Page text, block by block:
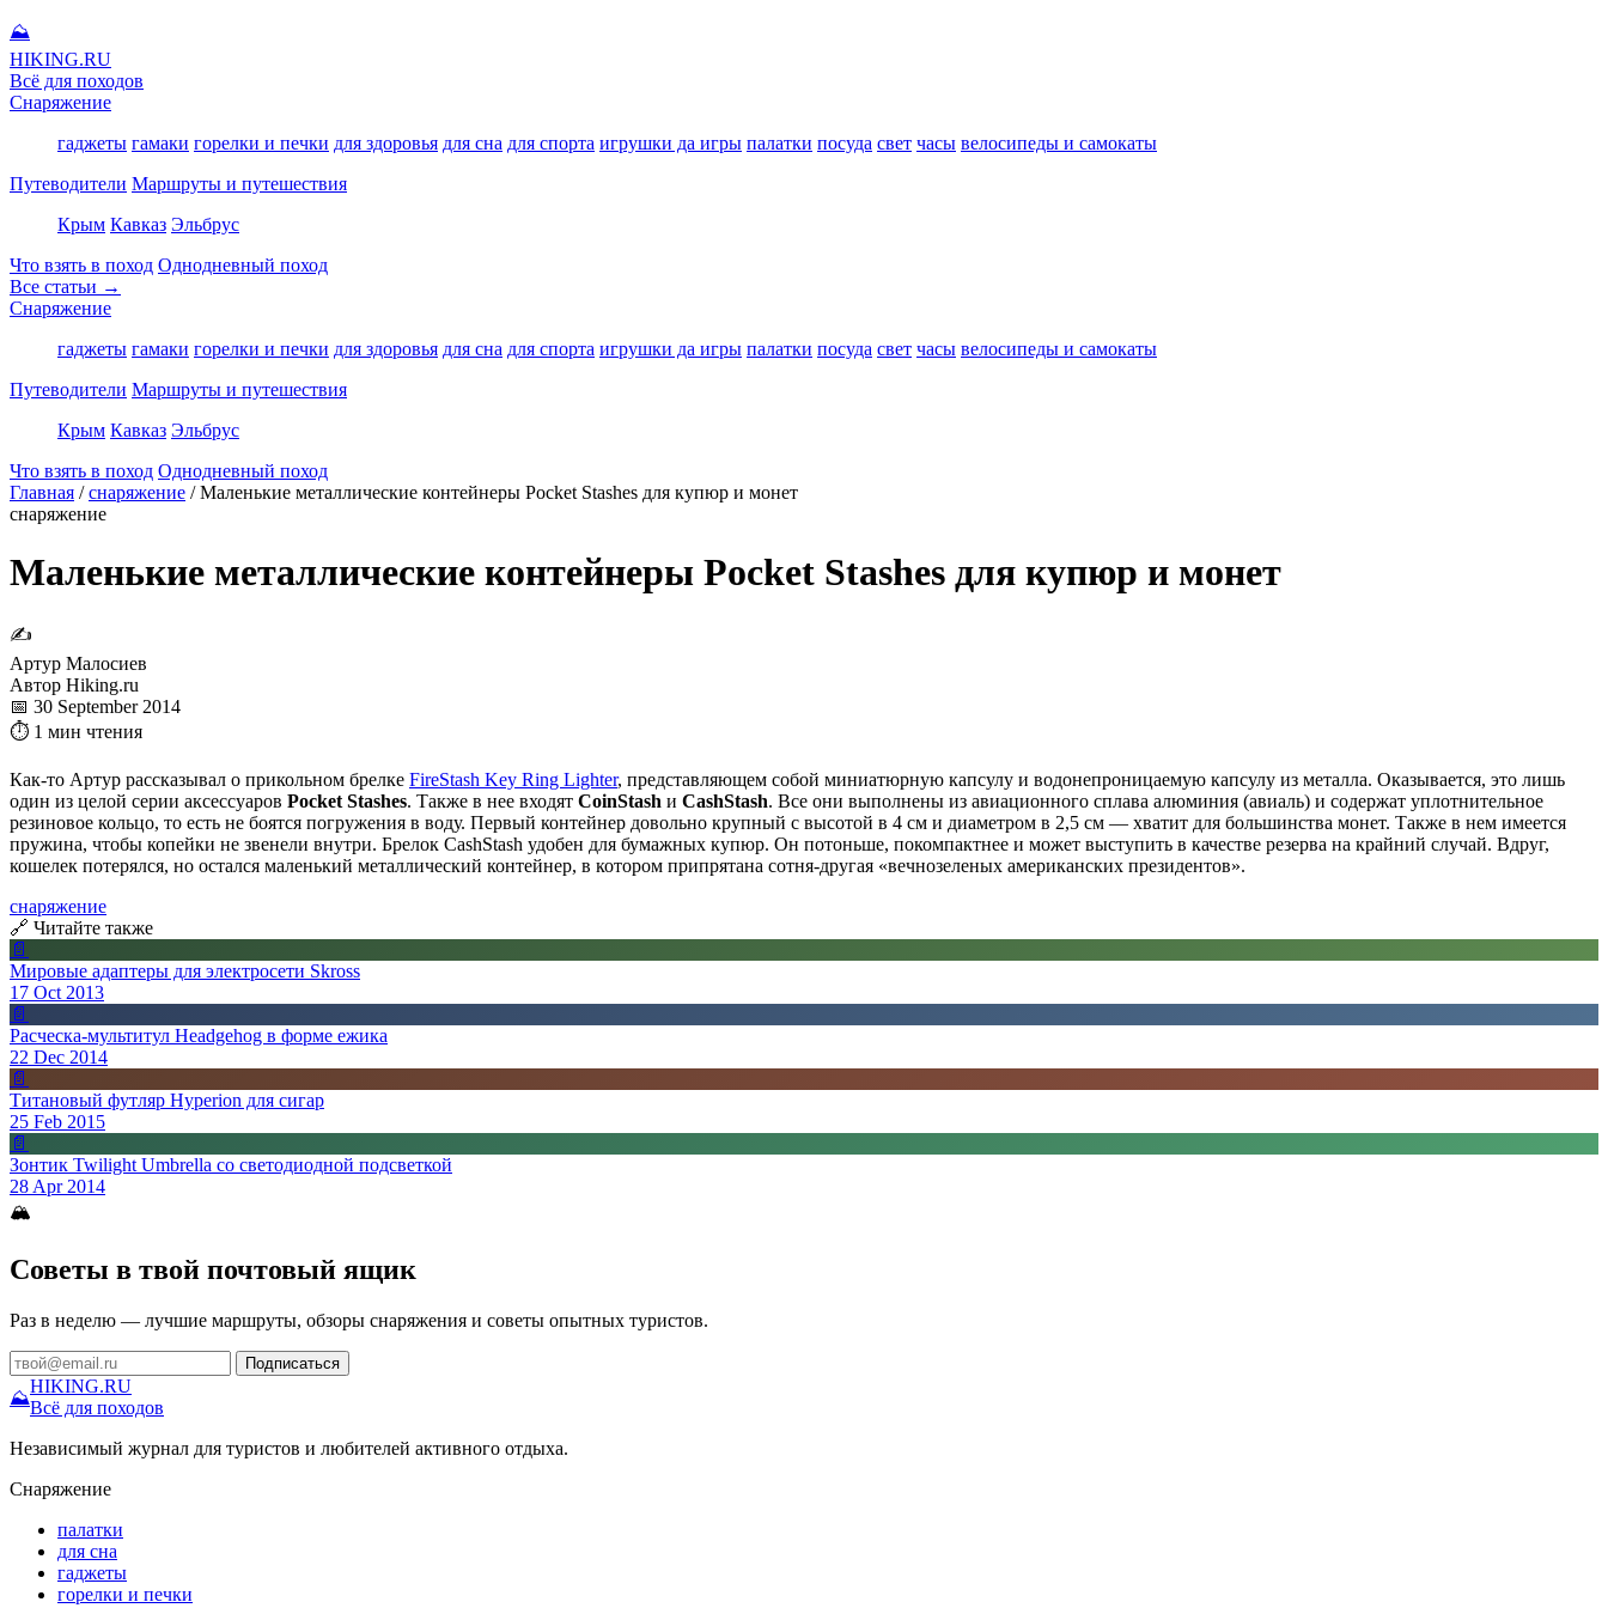
⛰
HIKING.RU
Всё для походов
Снаряжение
гаджеты гамаки горелки и печки для здоровья для сна для спорта игрушки да игры палатки посуда свет часы велосипеды и самокаты
Путеводители Маршруты и путешествия
Крым Кавказ Эльбрус
Что взять в поход Однодневный поход
Все статьи →
Снаряжение
гаджеты гамаки горелки и печки для здоровья для сна для спорта игрушки да игры палатки посуда свет часы велосипеды и самокаты
Путеводители Маршруты и путешествия
Крым Кавказ Эльбрус
Что взять в поход Однодневный поход
Главная / снаряжение / Маленькие металлические контейнеры Pocket Stashes для купюр и монет
снаряжение
Маленькие металлические контейнеры Pocket Stashes для купюр и монет
✍
Артур Малосиев
Автор Hiking.ru
📅 30 September 2014
⏱ 1 мин чтения
Как-то Артур рассказывал о прикольном брелке FireStash Key Ring Lighter, представляющем собой миниатюрную капсулу и водонепроницаемую капсулу из металла. Оказывается, это лишь
один из целой серии аксессуаров Pocket Stashes. Также в нее входят CoinStash и CashStash. Все они выполнены из авиационного сплава алюминия (авиаль) и содержат уплотнительное
резиновое кольцо, то есть не боятся погружения в воду. Первый контейнер довольно крупный с высотой в 4 см и диаметром в 2,5 см — хватит для большинства монет. Также в нем имеется
пружина, чтобы копейки не звенели внутри. Брелок CashStash удобен для бумажных купюр. Он потоньше, покомпактнее и может выступить в качестве резерва на крайний случай. Вдруг,
кошелек потерялся, но остался маленький металлический контейнер, в котором припрятана сотня-другая «вечнозеленых американских президентов».
снаряжение
🔗 Читайте также
📄
Мировые адаптеры для электросети Skross
17 Oct 2013
📄
Расческа-мультитул Headgehog в форме ежика
22 Dec 2014
📄
Титановый футляр Hyperion для сигар
25 Feb 2015
📄
Зонтик Twilight Umbrella со светодиодной подсветкой
28 Apr 2014
🏔
Советы в твой почтовый ящик
Раз в неделю — лучшие маршруты, обзоры снаряжения и советы опытных туристов.
Подписаться
⛰
HIKING.RU
Всё для походов
Независимый журнал для туристов и любителей активного отдыха.
Снаряжение
палатки
для сна
гаджеты
горелки и печки